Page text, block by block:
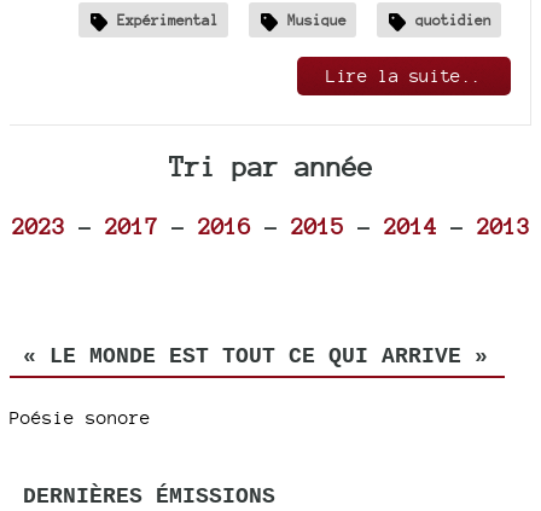
Expérimental Musique quotidien
Lire la suite..
Tri par année
2023 - 2017 - 2016- 2015 - 2014 - 2013
« LE MONDE EST TOUT CE QUI ARRIVE »
Poésie sonore
DERNIÈRES ÉMISSIONS